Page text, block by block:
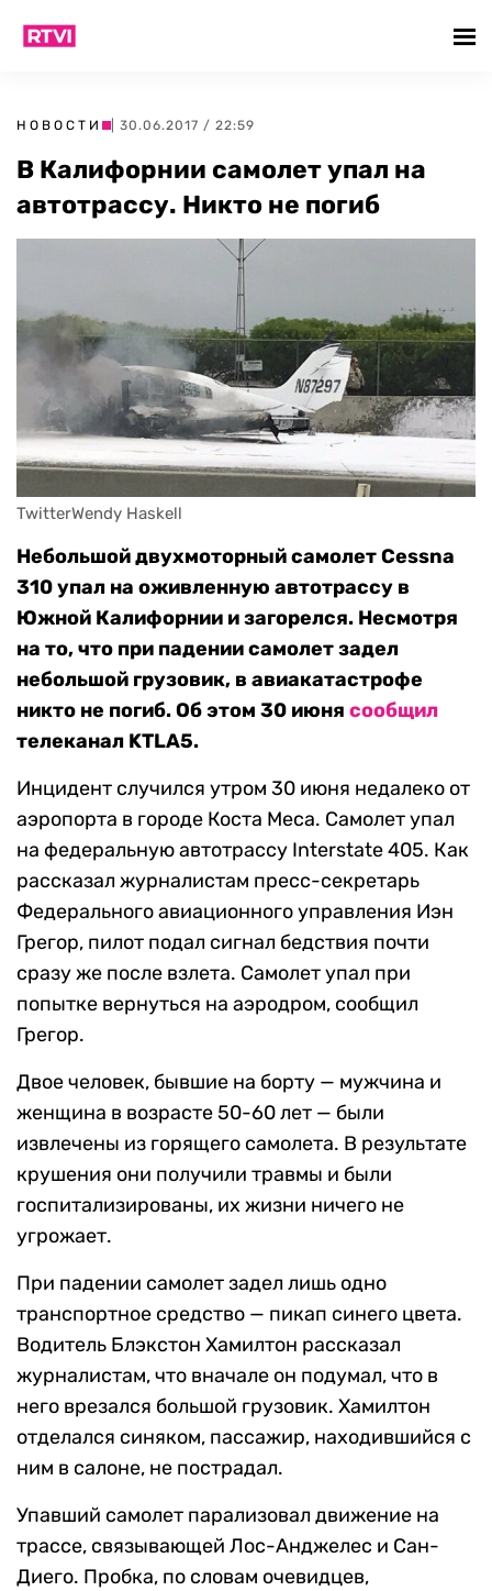
НОВОСТИ | 30.06.2017 / 22:59
В Калифорнии самолет упал на
автотрассу. Никто не погиб
Небольшой двухмоторный самолет Cessna
310 упал на оживленную автотрассу в
Южной Калифорнии и загорелся. Несмотря
на то, что при падении самолет задел
небольшой грузовик, в авиакатастрофе
никто не погиб. Об этом 30 июня сообщил
телеканал KTLA5.
Инцидент случился утром 30 июня недалеко от
аэропорта в городе Коста Меса. Самолет упал
на федеральную автотрассу Interstate 405. Как
рассказал журналистам пресс-секретарь
Федерального авиационного управления Иэн
Грегор, пилот подал сигнал бедствия почти
сразу же после взлета. Самолет упал при
попытке вернуться на аэродром, сообщил
Грегор.
Двое человек, бывшие на борту — мужчина и
женщина в возрасте 50-60 лет — были
извлечены из горящего самолета. В результате
крушения они получили травмы и были
госпитализированы, их жизни ничего не
угрожает.
При падении самолет задел лишь одно
транспортное средство — пикап синего цвета.
Водитель Блэкстон Хамилтон рассказал
журналистам, что вначале он подумал, что в
него врезался большой грузовик. Хамилтон
отделался синяком, пассажир, находившийся с
ним в салоне, не пострадал.
Упавший самолет парализовал движение на
трассе, связывающей Лос-Анджелес и Сан-
Диего. Пробка, по словам очевидцев,